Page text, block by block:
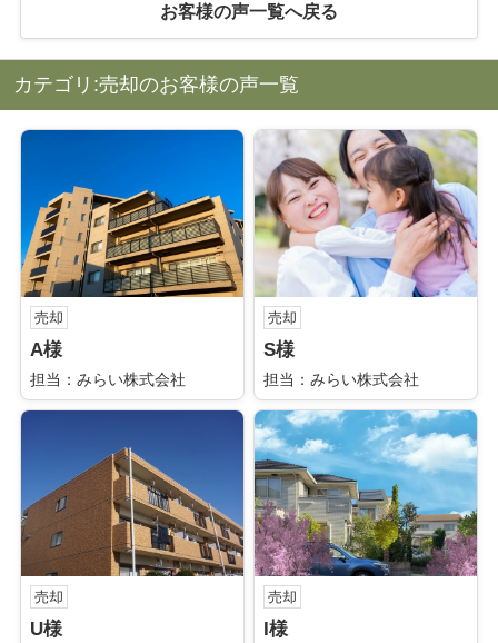
お客様の声一覧へ戻る
カテゴリ:売却のお客様の声一覧
売却
A様
担当：みらい株式会社
売却
S様
担当：みらい株式会社
売却
U様
売却
I様